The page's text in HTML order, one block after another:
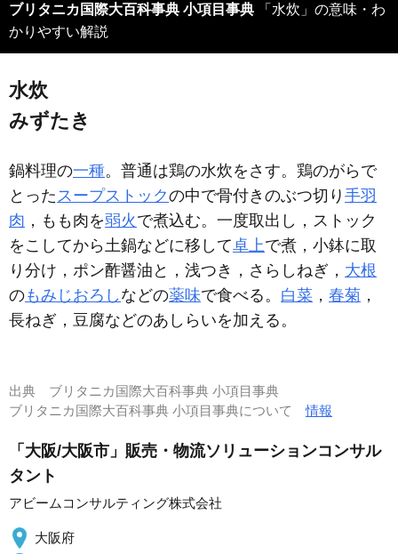
ブリタニカ国際大百科事典 小項目事典 「水炊」の意味・わ
かりやすい解説
水炊
みずたき
鍋料理の一種。普通は鶏の水炊をさす。鶏のがらで
とった スープストックの中で骨付きのぶつ切り 手羽
肉 ，もも肉を弱火で煮込む。一度取出し，ストック
をこしてから土鍋などに移して卓上で煮，小鉢に取
り分け，ポン酢醤油と，浅つき，さらしねぎ， 大根
のもみじおろし などの薬味で食べる。 白菜 ， 春菊 ，
長ねぎ，豆腐などのあしらいを加える。
出典 ブリタニカ国際大百科事典 小項目事典
ブリタニカ国際大百科事典 小項目事典について情報
「大阪/大阪市」販売・物流ソリューションコンサル
タント
アビームコンサルティング株式会社
大阪府